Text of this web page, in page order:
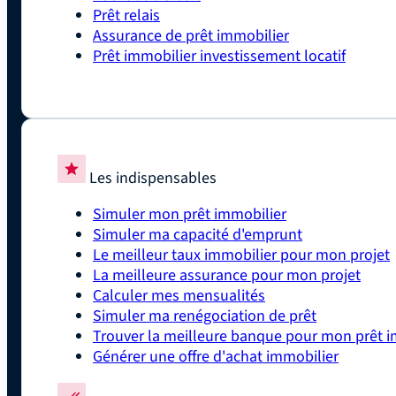
Prêt relais
Assurance de prêt immobilier
Prêt immobilier investissement locatif
Les indispensables
Simuler mon prêt immobilier
Simuler ma capacité d'emprunt
Le meilleur taux immobilier pour mon projet
La meilleure assurance pour mon projet
Calculer mes mensualités
Simuler ma renégociation de prêt
Trouver la meilleure banque pour mon prêt
Générer une offre d'achat immobilier